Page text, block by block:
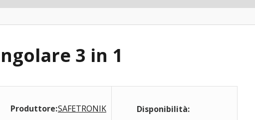
3 in 1
Produttore:SAFETRONIK
Disponibilità: